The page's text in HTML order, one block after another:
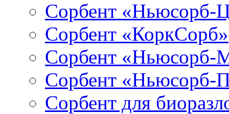
Сорбент «Ньюсорб-
Сорбент «КоркСорб»
Сорбент «Ньюсорб-
Сорбент «Ньюсорб-
Сорбент для